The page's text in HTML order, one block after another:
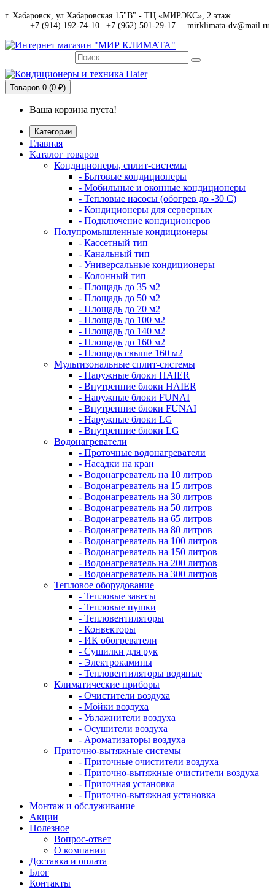
г. Хабаровск, ул.Хабаровская 15"В" - ТЦ «МИРЭКС», 2 этаж
+7 (914) 192-74-10
+7 (962) 501-29-17 mirklimata-dv@mail.ru
Товаров 0 (0 ₽)
Ваша корзина пуста!
Категории
Главная
Каталог товаров
Кондиционеры, сплит-системы
- Бытовые кондиционеры
- Мобильные и оконные кондиционеры
- Тепловые насосы (обогрев до -30 C)
- Кондиционеры для серверных
- Подключение кондиционеров
Полупромышленные кондиционеры
- Кассетный тип
- Канальный тип
- Универсальные кондиционеры
- Колонный тип
- Площадь до 35 м2
- Площадь до 50 м2
- Площадь до 70 м2
- Площадь до 100 м2
- Площадь до 140 м2
- Площадь до 160 м2
- Площадь свыше 160 м2
Мультизональные сплит-системы
- Наружные блоки HAIER
- Внутренние блоки HAIER
- Hаружные блоки FUNAI
- Внутренние блоки FUNAI
- Наружные блоки LG
- Внутренние блоки LG
Водонагреватели
- Проточные водонагреватели
- Наcадки на кран
- Водонагреватель на 10 литров
- Водонагреватель на 15 литров
- Водонагреватель на 30 литров
- Водонагреватель на 50 литров
- Водонагреватель на 65 литров
- Водонагреватель на 80 литров
- Водонагреватель на 100 литров
- Водонагреватель на 150 литров
- Водонагреватель на 200 литров
- Водонагреватель на 300 литров
Тепловое оборудование
- Тепловые завесы
- Тепловые пушки
- Тепловентиляторы
- Конвекторы
- ИК обогреватели
- Сушилки для рук
- Электрокамины
- Тепловентиляторы водяные
Климатические приборы
- Очистители воздуха
- Мойки воздуха
- Увлажнители воздуха
- Осушители воздуха
- Ароматизаторы воздуха
Приточно-вытяжные системы
- Приточные очистители воздуха
- Приточно-вытяжные очистители воздуха
- Приточная установка
- Приточно-вытяжная установка
Монтаж и обслуживание
Акции
Полезное
Вопрос-ответ
О компании
Доставка и оплата
Блог
Контакты